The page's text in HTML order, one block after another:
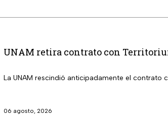
UNAM retira contrato con
La UNAM rescindió anticipadamente el contrato
06 agosto, 2026